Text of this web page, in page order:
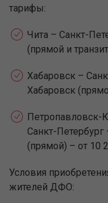
тарифы:
Чита – Санкт-
(прямой и
Хабаровск –
Хабаровск
Петропавловск-
Санкт-
(прямой) – от 10
Условия
жителей ДФО: